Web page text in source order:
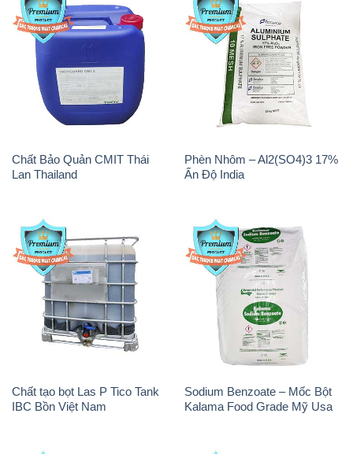
Chất Bảo Quản CMIT Thái
Lan Thailand
Phèn Nhôm – Al2(SO4)3 17%
Ấn Độ India
Chất tạo bọt Las P Tico Tank
IBC Bồn Việt Nam
Sodium Benzoate – Mốc Bột
Kalama Food Grade Mỹ Usa